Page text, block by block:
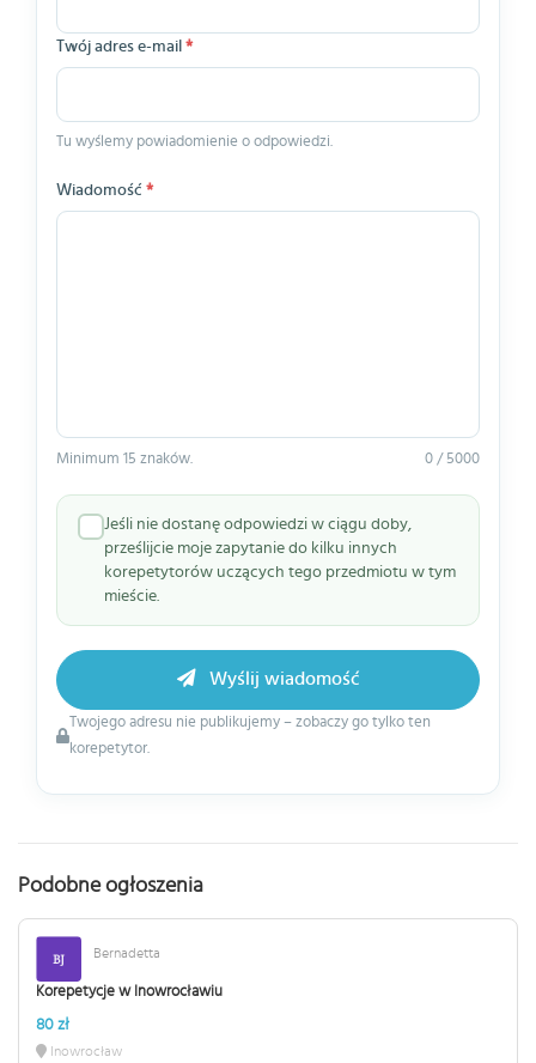
Twój adres e-mail *
Tu wyślemy powiadomienie o odpowiedzi.
Wiadomość *
Minimum 15 znaków. 0 / 5000
Jeśli nie dostanę odpowiedzi w ciągu doby,
prześlijcie moje zapytanie do kilku innych
korepetytorów uczących tego przedmiotu w tym
mieście.
Twojego adresu nie publikujemy – zobaczy go tylko ten
korepetytor.
Wyślij wiadomość
Podobne ogłoszenia
Bernadetta
Korepetycje w Inowrocławiu
80 zł
Inowrocław